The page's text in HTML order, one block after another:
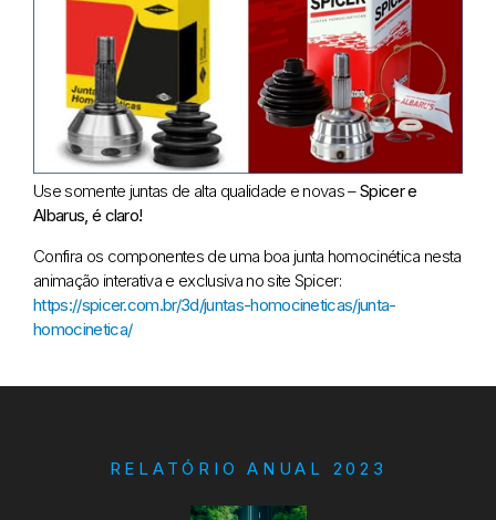
Use somente juntas de alta qualidade e novas –Spicer e
Albarus, é claro!
Confira os componentes de uma boa junta homocinética nesta
animação interativa e exclusiva no site Spicer:
https://spicer.com.br/3d/juntas-homocineticas/junta-
homocinetica/
RELATÓRIO ANUAL 2023